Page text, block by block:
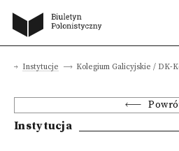
Instytucje Kolegium Galicyjskie / DK-
Instytucja